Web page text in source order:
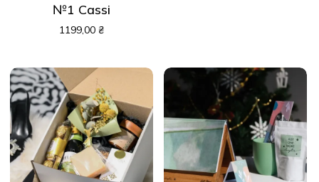
№1 Cassi
1199,00 ₴